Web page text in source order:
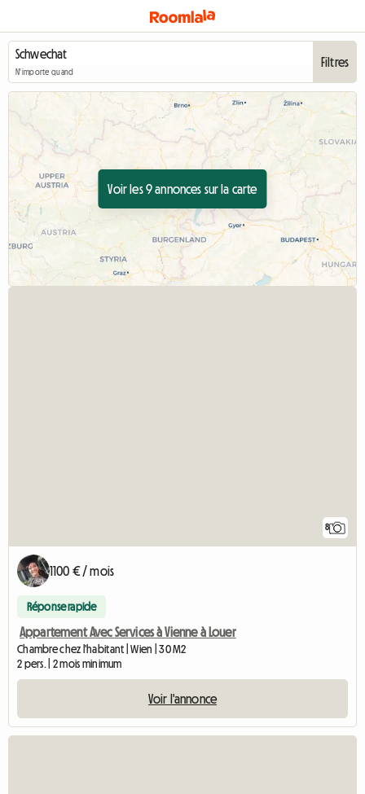
N'importe quand
Filtres
Voir les 9 annonces sur la carte
8
1100 € / mois
Réponse rapide
Appartement Avec Services à Vienne à Louer
Chambre chez l'habitant | Wien | 30 M2
2 pers. | 2 mois minimum
Voir l'annonce